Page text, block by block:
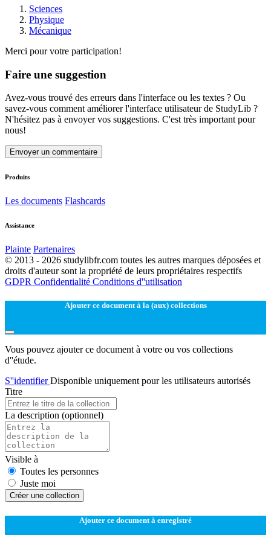
Sciences
Physique
Mécanique
Merci pour votre participation!
Faire une suggestion
Avez-vous trouvé des erreurs dans l'interface ou les textes ? Ou
savez-vous comment améliorer l'interface utilisateur de StudyLib ?
N'hésitez pas à envoyer vos suggestions. C'est très important pour
nous!
Envoyer un commentaire
Produits
Les documents Flashcards
Assistance
Plainte Partenaires
© 2013 - 2026 studylibfr.com toutes les autres marques déposées et
droits d'auteur sont la propriété de leurs propriétaires respectifs
GDPR Confidentialité Conditions d''utilisation
Ajouter ce document à la (aux) collections
Vous pouvez ajouter ce document à votre ou vos collections
d''étude.
S''identifierDisponible uniquement pour les utilisateurs autorisés
Titre
La description (optionnel)
Visible à
Toutes les personnes
Juste moi
Créer une collection
Ajouter ce document à enregistré